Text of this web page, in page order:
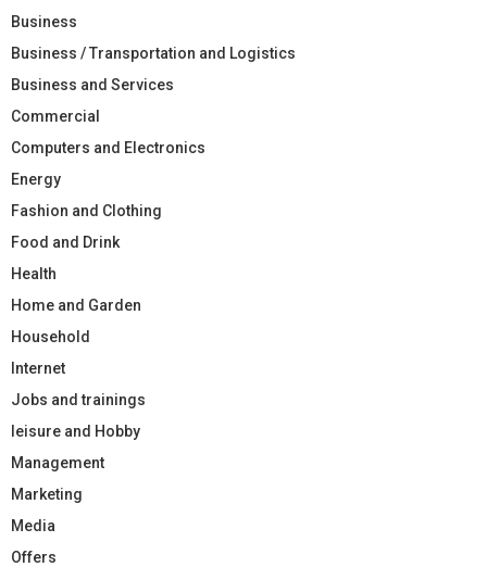
Business
Business / Transportation and Logistics
Business and Services
Commercial
Computers and Electronics
Energy
Fashion and Clothing
Food and Drink
Health
Home and Garden
Household
Internet
Jobs and trainings
leisure and Hobby
Management
Marketing
Media
Offers